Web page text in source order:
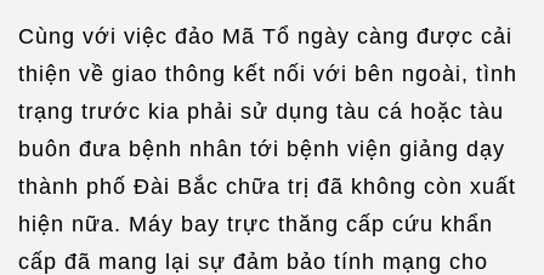
Cùng với việc đảo Mã Tổ ngày càng được cải
thiện về giao thông kết nối với bên ngoài, tình
trạng trước kia phải sử dụng tàu cá hoặc tàu
buôn đưa bệnh nhân tới bệnh viện giảng dạy
thành phố Đài Bắc chữa trị đã không còn xuất
hiện nữa. Máy bay trực thăng cấp cứu khẩn
cấp đã mang lại sự đảm bảo tính mạng cho